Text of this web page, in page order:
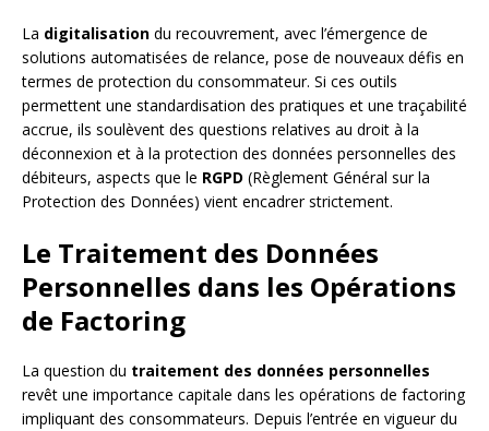
La digitalisation du recouvrement, avec l’émergence de
solutions automatisées de relance, pose de nouveaux défis en
termes de protection du consommateur. Si ces outils
permettent une standardisation des pratiques et une traçabilité
accrue, ils soulèvent des questions relatives au droit à la
déconnexion et à la protection des données personnelles des
débiteurs, aspects que le RGPD (Règlement Général sur la
Protection des Données) vient encadrer strictement.
Le Traitement des Données
Personnelles dans les Opérations
de Factoring
La question du traitement des données personnelles
revêt une importance capitale dans les opérations de factoring
impliquant des consommateurs. Depuis l’entrée en vigueur du